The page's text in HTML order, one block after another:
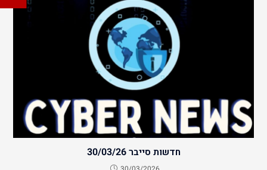
חדשות סייבר 30/03/26